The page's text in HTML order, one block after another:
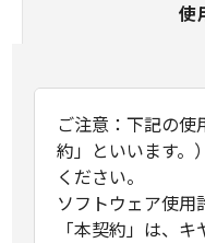
使
ご注意：下記の
約」といいます。
ください。
ソフトウェア使用
「本契約」は、